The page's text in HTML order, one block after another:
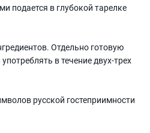
подается в глубокой тарелке
Отдельно готовую
в течение двух-трех
русской гостеприимности